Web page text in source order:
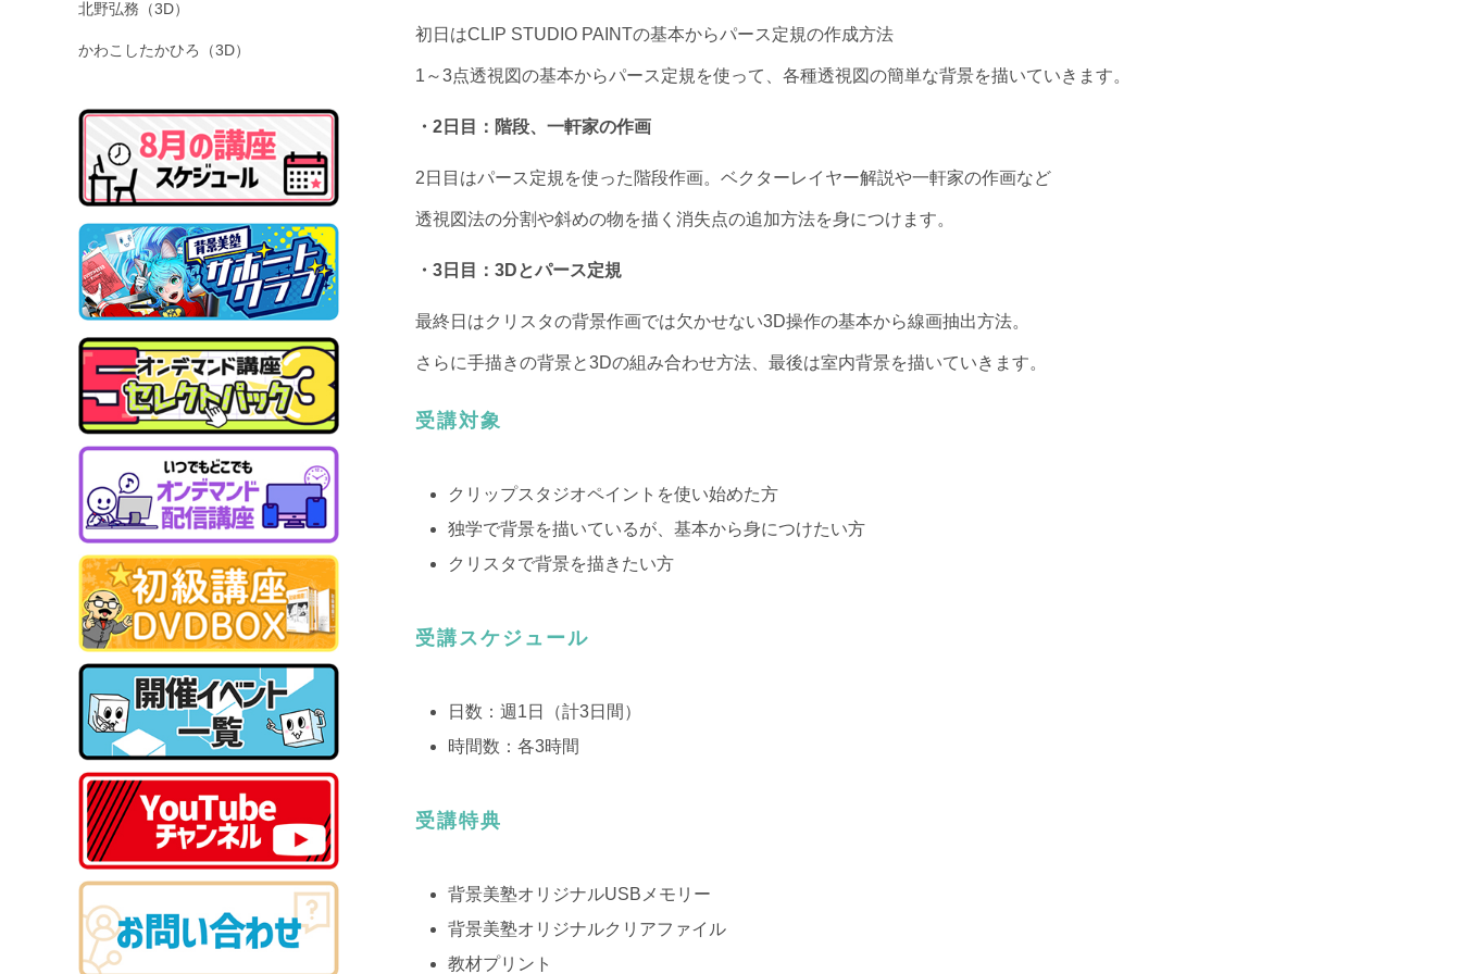
北野弘務（3D）
かわこしたかひろ（3D）
初日はCLIP STUDIO PAINTの基本からパース定規の作成方法
1～3点透視図の基本からパース定規を使って、各種透視図の簡単な背景を描いていきます。
・2日目：階段、一軒家の作画
2日目はパース定規を使った階段作画。ベクターレイヤー解説や一軒家の作画など
透視図法の分割や斜めの物を描く消失点の追加方法を身につけます。
・3日目：3Dとパース定規
最終日はクリスタの背景作画では欠かせない3D操作の基本から線画抽出方法。
さらに手描きの背景と3Dの組み合わせ方法、最後は室内背景を描いていきます。
受講対象
クリップスタジオペイントを使い始めた方
独学で背景を描いているが、基本から身につけたい方
クリスタで背景を描きたい方
受講スケジュール
日数：週1日（計3日間）
時間数：各3時間
受講特典
背景美塾オリジナルUSBメモリー
背景美塾オリジナルクリアファイル
教材プリント